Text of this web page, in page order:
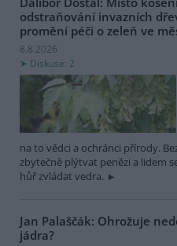
odstraňování invazních
promění péči o zeleň ve
8.8.2026
Diskuse: 2
na to vědci a ochránci přírody.
zbytečně plýtvat penězi a lidem
hůř zvládat vedra.
Jan Palaščák: Ohrožuje
jádra?